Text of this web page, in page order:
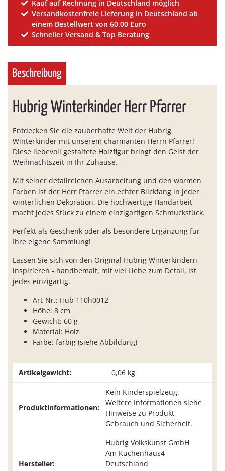
Kauf auf Rechnung in Deutschland möglich
Versandkostenfreie Lieferung in Deutschland ab
einem Bestellwert von 60,00 Euro
Schneller Versand & Top Beratung
Beschreibung
Hubrig Winterkinder Herr Pfarrer
Entdecken Sie die zauberhafte Welt der Hubrig
Winterkinder mit unserem charmanten Herrn Pfarrer!
Diese liebevoll gestaltete Holzfigur bringt den Geist der
Weihnachtszeit in Ihr Zuhause.
Mit seiner detailreichen Ausarbeitung und den warmen
Farben ist der Herr Pfarrer ein echter Blickfang in jeder
winterlichen Dekoration. Die hochwertige Handarbeit
macht jedes Stück zu einem einzigartigen Schmuckstück.
Perfekt als Geschenk oder als besondere Ergänzung für
Ihre eigene Sammlung!
Lassen Sie sich von den Original Hubrig Winterkindern
inspirieren - handbemalt, mit viel Liebe zum Detail, ist
jedes einzigartig.
Art-Nr.: Hub 110h0012
Höhe: 8 cm
Gewicht: 60 g
Material: Holz
Farbe: farbig (siehe Abbildung)
Artikelgewicht: 0,06 kg
Produktinformationen:
Kein Kinderspielzeug.
Weitere Informationen siehe
Hinweise zu Produkt,
Gebrauch und Sicherheit.
Hersteller:
Hubrig Volkskunst GmbH
Am Kuchenhaus4
Deutschland